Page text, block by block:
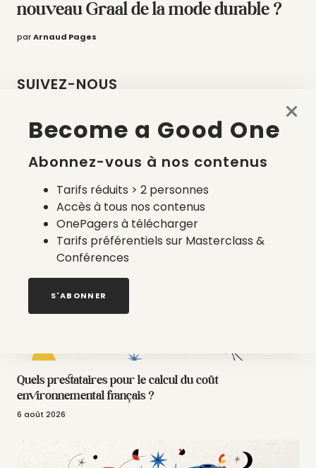
nouveau Graal de la mode durable ?
parArnaud Pages
SUIVEZ-NOUS
LES DERNIERS ARTICLES
Quels prestataires pour le calcul du coût
environnemental français ?
6 août 2026
Become a Good One
Abonnez-vous à nos contenus
Tarifs réduits > 2 personnes
Accès à tous nos contenus
OnePagers à télécharger
Tarifs préférentiels sur Masterclass &
Conférences
S'ABONNER